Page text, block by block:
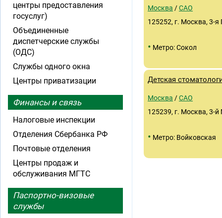
Москва /САО
125252, г. Москва, 3-я
• Метро: Сокол
Детская
Москва /САО
125239, г. Москва, 3-
• Метро: Войковская
центры предоставления
госуслуг)
Объединенные
диспетчерские службы
(ОДС)
Службы одного окна
Центры приватизации
Финансы и связь
Налоговые инспекции
Отделения Сбербанка РФ
Почтовые отделения
Центры продаж и
обслуживания МГТС
Паспортно-визовые
службы